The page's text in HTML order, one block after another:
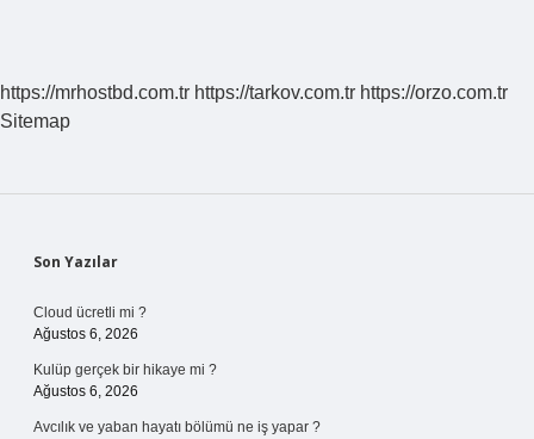
https://mrhostbd.com.tr https://tarkov.com.tr https://orzo.com.tr
Sitemap
Sidebar
Son Yazılar
Cloud ücretli mi ?
Ağustos 6, 2026
Kulüp gerçek bir hikaye mi ?
Ağustos 6, 2026
Avcılık ve yaban hayatı bölümü ne iş yapar ?